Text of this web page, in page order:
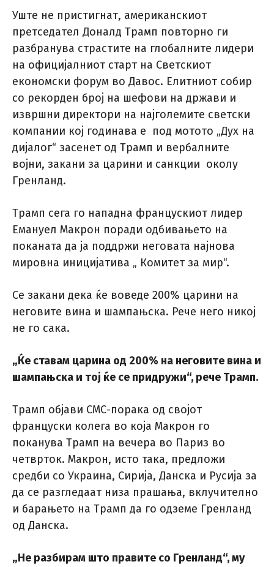
Уште не пристигнат, американскиот
претседател Доналд Трамп повторно ги
разбранува страстите на глобалните лидери
на официјалниот старт на Светскиот
економски форум во Давос. Елитниот собир
со рекорден број на шефови на држави и
извршни директори на најголемите светски
компании кој годинава е под мотото „Дух на
дијалог“ засенет од Трамп и вербалните
војни, закани за царини и санкции околу
Гренланд.
Трамп сега го нападна францускиот лидер
Емануел Макрон поради одбивањето на
поканата да ја поддржи неговата најнова
мировна иницијатива „ Комитет за мир“.
Се закани дека ќе воведе 200% царини на
неговите вина и шампањска. Рече него никој
не го сака.
„Ќе ставам царина од 200% на неговите вина и
шампањска и тој ќе се придружи“, рече Трамп.
Трамп објави СМС-порака од својот
француски колега во која Макрон го
поканува Трамп на вечера во Париз во
четврток. Макрон, исто така, предложи
средби со Украина, Сирија, Данска и Русија за
да се разгледаат низа прашања, вклучително
и барањето на Трамп да го одземе Гренланд
од Данска.
„Не разбирам што правите со Гренланд“, му